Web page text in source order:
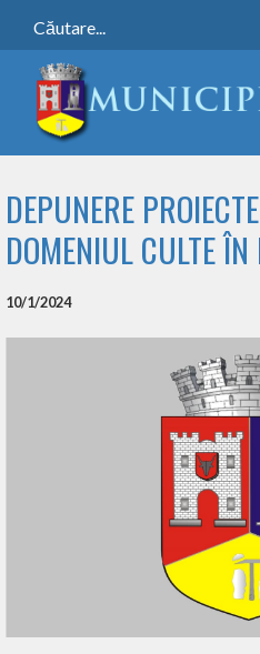
DEPUNERE
DOMENIUL CULTE
10/1/2024